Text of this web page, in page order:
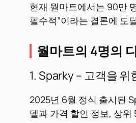
현재 월마트에서는 90만
필수적”이라는 결론에 도
월마트의 4명의
1. Sparky – 고객을 위
2025년 6월 정식 출시된
델과 가격 할인 정보, 상